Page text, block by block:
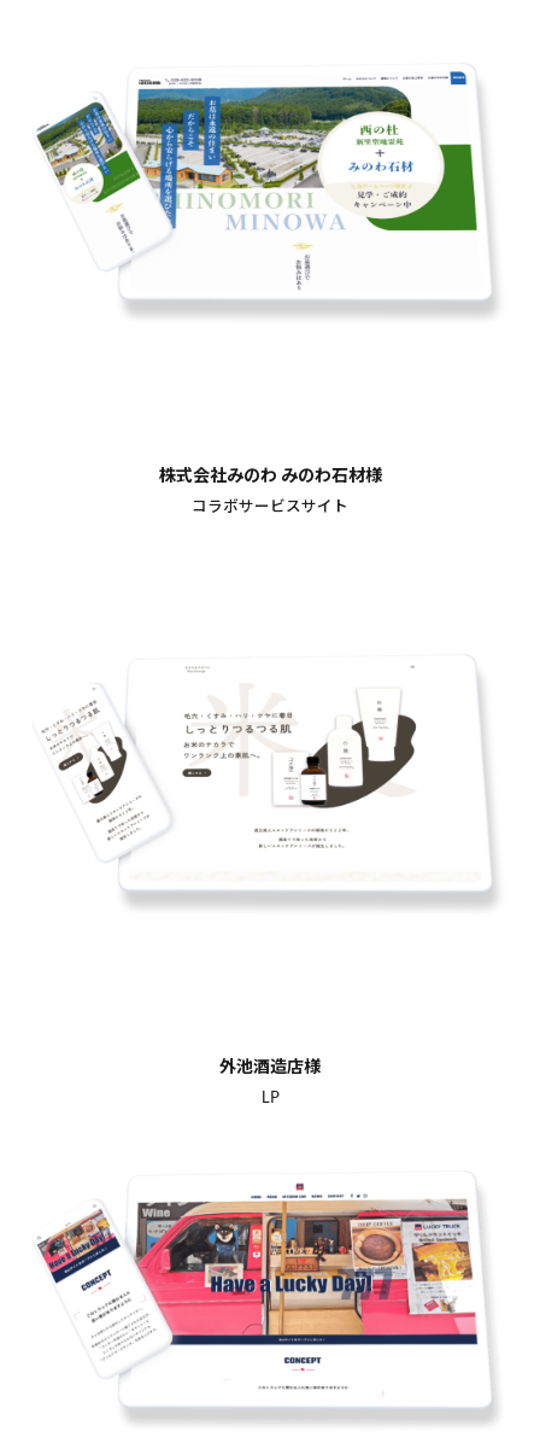
株式会社みのわ みのわ石材様
コラボサービスサイト
外池酒造店様
LP